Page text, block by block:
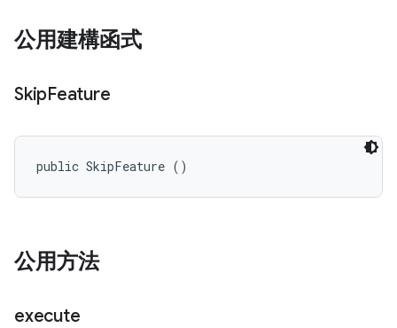
公用建構函式
SkipFeature
public SkipFeature ()
公用方法
execute